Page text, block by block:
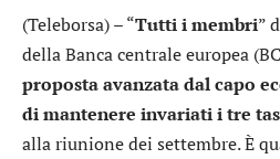
(Teleborsa) – “Tutti i membri”
della Banca centrale europea
proposta avanzata dal capo
di mantenere invariati i tre
alla riunione dei settembre. È